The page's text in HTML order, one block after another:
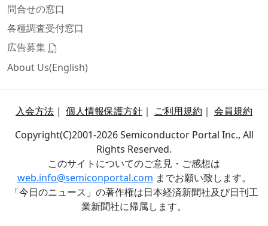
問合せの窓口
各種調査受付窓口
広告募集
About Us(English)
入会方法 ｜ 個人情報保護方針 ｜ ご利用規約 ｜ 会員規約
Copyright(C)2001-2026 Semiconductor Portal Inc., All
Rights Reserved.
このサイトについてのご意見・ご感想は
web.info@semiconportal.com までお願い致します。
「今日のニュース」の著作権は日本経済新聞社及び日刊工
業新聞社に帰属します。